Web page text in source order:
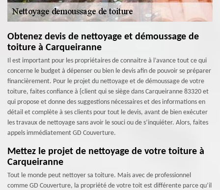
Obtenez devis de nettoyage et démoussage de
toiture à Carqueiranne
Il est important pour les propriétaires de connaitre à l’avance tout ce qui
concerne le budget à dépenser ou bien le devis afin de pouvoir se préparer
financièrement. Pour le projet du nettoyage et de démoussage de votre
toiture, faites confiance à {client qui se siège dans Carqueiranne 83320 et
qui propose et donne des suggestions nécessaires et des informations en
détail et complète à ses clients pour tout le devis, avant de bien exécuter
les travaux de nettoyage sans avoir le souci ou de s’inquiéter. Alors, faites
appels immédiatement GD Couverture.
Mettez le projet de nettoyage de votre toiture à
Carqueiranne
Tout le monde peut nettoyer sa toiture. Mais avec de professionnel
comme GD Couverture, la propriété de votre toit est différente parce qu’il